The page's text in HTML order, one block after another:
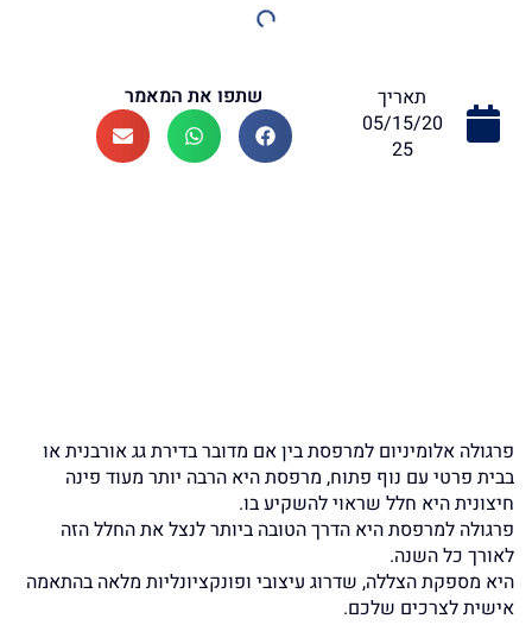
תאריך
05/15/20
25
שתפו את המאמר
פרגולה אלומיניום למרפסת בין אם מדובר בדירת גג אורבנית או
בבית פרטי עם נוף פתוח, מרפסת היא הרבה יותר מעוד פינה
חיצונית היא חלל שראוי להשקיע בו.
פרגולה למרפסת היא הדרך הטובה ביותר לנצל את החלל הזה
לאורך כל השנה.
היא מספקת הצללה, שדרוג עיצובי ופונקציונליות מלאה בהתאמה
אישית לצרכים שלכם.